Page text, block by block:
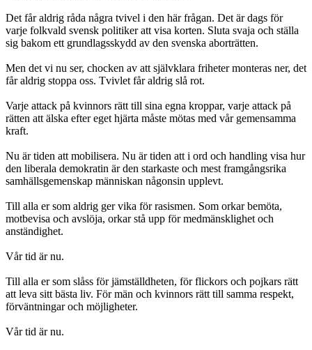
Det får aldrig råda några tvivel i den här frågan. Det är dags för
varje folkvald svensk politiker att visa korten. Sluta svaja och ställa
sig bakom ett grundlagsskydd av den svenska aborträtten.
Men det vi nu ser, chocken av att självklara friheter monteras ner, det
får aldrig stoppa oss. Tvivlet får aldrig slå rot.
Varje attack på kvinnors rätt till sina egna kroppar, varje attack på
rätten att älska efter eget hjärta måste mötas med vår gemensamma
kraft.
Nu är tiden att mobilisera. Nu är tiden att i ord och handling visa hur
den liberala demokratin är den starkaste och mest framgångsrika
samhällsgemenskap människan någonsin upplevt.
Till alla er som aldrig ger vika för rasismen. Som orkar bemöta,
motbevisa och avslöja, orkar stå upp för medmänsklighet och
anständighet.
Vår tid är nu.
Till alla er som slåss för jämställdheten, för flickors och pojkars rätt
att leva sitt bästa liv. För män och kvinnors rätt till samma respekt,
förväntningar och möjligheter.
Vår tid är nu.